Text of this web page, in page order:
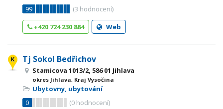
99
(3 hodnocení)
+420 724 230 884
Web
Tj Sokol Bedřichov
Stamicova 1013/2, 586 01 Jihlava
okres Jihlava, Kraj Vysočina
Ubytovny, ubytování
0
(0 hodnocení)